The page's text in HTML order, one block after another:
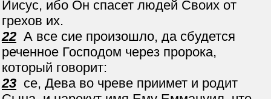
Иисус, ибо Он спасет людей Своих от
грехов их.
22 А все сие произошло, да сбудется
реченное Господом через пророка,
который говорит:
23 се, Дева во чреве приимет и родит